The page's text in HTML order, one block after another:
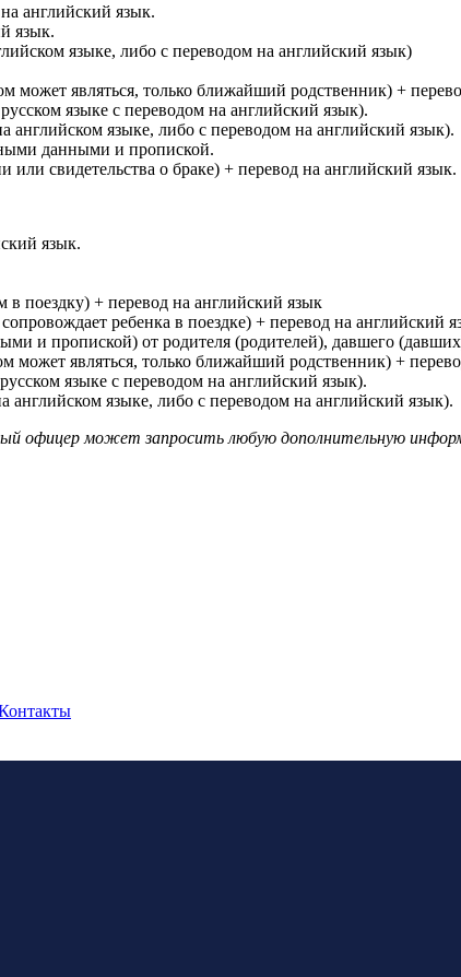
английский язык.
язык.
языке, либо с переводом на английский язык)
может являться, только ближайший родственник) +
языке с переводом на английский язык).
английском языке, либо с переводом на английский язык).
данными и пропиской.
или свидетельства о браке) + перевод на английский язык.
язык.
в поездку) + перевод на английский язык
ребенка в поездке) + перевод на английский
и пропиской) от родителя (родителей), давшего
может являться, только ближайший родственник) +
языке с переводом на английский язык).
английском языке, либо с переводом на английский язык).
офицер может запросить любую дополнительную